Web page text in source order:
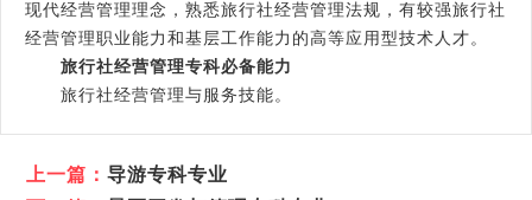
现代经营管理理念，熟悉旅行社经营管理法规，有较强旅行社
经营管理职业能力和基层工作能力的高等应用型技术人才。
旅行社经营管理专科必备能力
旅行社经营管理与服务技能。
上一篇：导游专科专业